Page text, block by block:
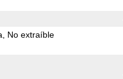
No extraíble